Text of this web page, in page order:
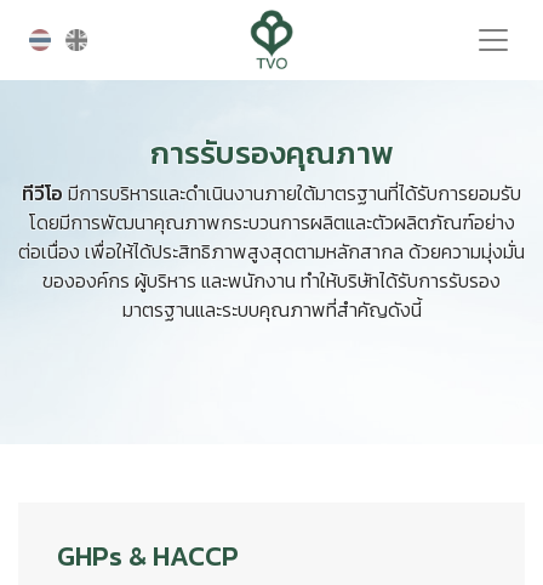
การรับรองคุณภาพ
ทีวีโอมีการบริหารและดำเนินงานภายใต้มาตรฐานที่ได้รับการยอมรับ
โดยมีการพัฒนาคุณภาพกระบวนการผลิตและตัวผลิตภัณฑ์อย่าง
ต่อเนื่อง เพื่อให้ได้ประสิทธิภาพสูงสุดตามหลักสากล ด้วยความมุ่งมั่น
ขององค์กร ผู้บริหาร และพนักงาน ทำให้บริษัทได้รับการรับรอง
มาตรฐานและระบบคุณภาพที่สำคัญดังนี้
GHPs & HACCP